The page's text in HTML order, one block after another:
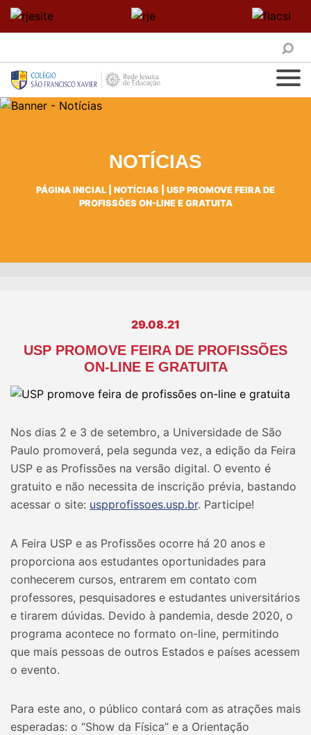
NOTÍCIAS
PÁGINA INICIAL NOTÍCIAS
USP PROMOVE FEIRA DE
PROFISSÕES ON-LINE E GRATUITA
29.08.21
USP PROMOVE FEIRA DE PROFISSÕES
ON-LINE E GRATUITA
Nos dias 2 e 3 de setembro, a Universidade de São
Paulo promoverá, pela segunda vez, a edição da Feira
USP e as Profissões na versão digital. O evento é
gratuito e não necessita de inscrição prévia, bastando
acessar o site: uspprofissoes.usp.br. Participe!
A Feira USP e as Profissões ocorre há 20 anos e
proporciona aos estudantes oportunidades para
conhecerem cursos, entrarem em contato com
professores, pesquisadores e estudantes universitários
e tirarem dúvidas. Devido à pandemia, desde 2020, o
programa acontece no formato on-line, permitindo
que mais pessoas de outros Estados e países acessem
o evento.
Para este ano, o público contará com as atrações mais
esperadas: o “Show da Física” e a Orientação